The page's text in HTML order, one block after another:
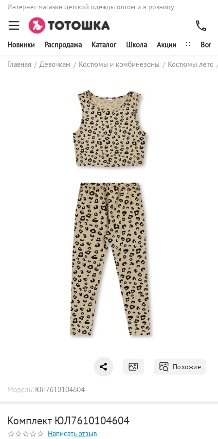
Интернет-магазин детской одежды оптом и в розницу
Новинки Распродажа Каталог Школа Акции ∷
Главная / Девочкам / Костюмы и комбинезоны / Костюмы лето
Похожие
Модель: ЮЛ7610104604
Комплект ЮЛ7610104604
Написать отзыв